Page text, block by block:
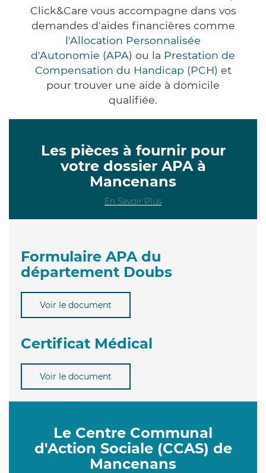
Click&Care vous accompagne dans vos
demandes d'aides financières comme
l'Allocation Personnalisée
d'Autonomie (APA) ou la Prestation de
Compensation du Handicap (PCH) et
pour trouver une aide à domicile
qualifiée.
Les pièces à fournir pour
votre dossier APA à
Mancenans
En Savoir Plus
Formulaire APA du
département Doubs
Voir le document
Certificat Médical
Voir le document
Le Centre Communal
d'Action Sociale (CCAS) de
Mancenans